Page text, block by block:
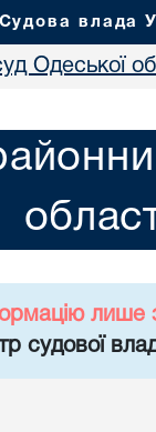
Судова влада
Одеської
лише
судової